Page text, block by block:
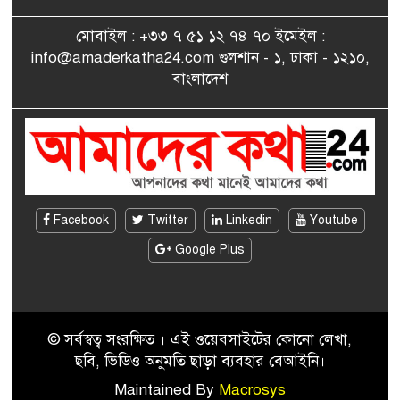
এমপি মমতাজ আলোকে
জেলা প্রবাসী এসোসিয়েশন’
বেদে সম্প্রদায় নিয়ে প্যারিসে
তথ্য-চলচ্চিত্র “ভাসমান জীবন”
মোবাইল : +৩৩ ৭ ৫১ ১২ ৭৪ ৭০ ইমেইল :
info@amaderkatha24.com গুলশান - ১, ঢাকা - ১২১০,
বাংলাদেশ
Facebook Twitter Linkedin
Youtube
Google Plus
© সর্বস্বত্ব সংরক্ষিত । এই ওয়েবসাইটের কোনো লেখা,
ছবি, ভিডিও অনুমতি ছাড়া ব্যবহার বেআইনি।
Maintained By Macrosys